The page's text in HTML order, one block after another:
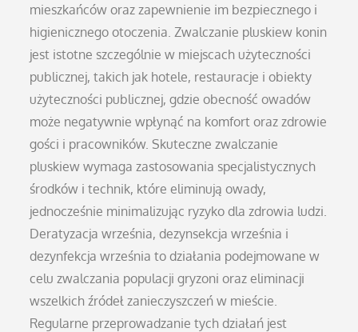
mieszkańców oraz zapewnienie im bezpiecznego i
higienicznego otoczenia. Zwalczanie pluskiew konin
jest istotne szczególnie w miejscach użyteczności
publicznej, takich jak hotele, restauracje i obiekty
użyteczności publicznej, gdzie obecność owadów
może negatywnie wpłynąć na komfort oraz zdrowie
gości i pracowników. Skuteczne zwalczanie
pluskiew wymaga zastosowania specjalistycznych
środków i technik, które eliminują owady,
jednocześnie minimalizując ryzyko dla zdrowia ludzi.
Deratyzacja września, dezynsekcja września i
dezynfekcja września to działania podejmowane w
celu zwalczania populacji gryzoni oraz eliminacji
wszelkich źródeł zanieczyszczeń w mieście.
Regularne przeprowadzanie tych działań jest